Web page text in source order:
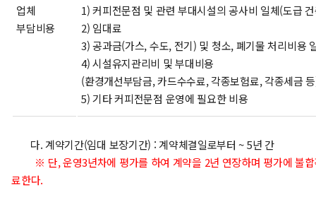
업체
부담비용
1) 커피전문점 및 관련 부대시설의 공사비 일체(도급
2) 임대료
3) 공과금(가스, 수도, 전기) 및 청소, 폐기물 처리비용
4) 시설유지관리비 및 부대비용
(환경개선부담금, 카드수수료, 각종보험료, 각종세금
5) 기타 커피전문점 운영에 필요한 비용
다. 계약기간(임대 보장기간) : 계약체결일로부터 ~ 5년 간
※ 단, 운영3년차에 평가를 하여 계약을 2년 연장하며 평가에 불
료한다.